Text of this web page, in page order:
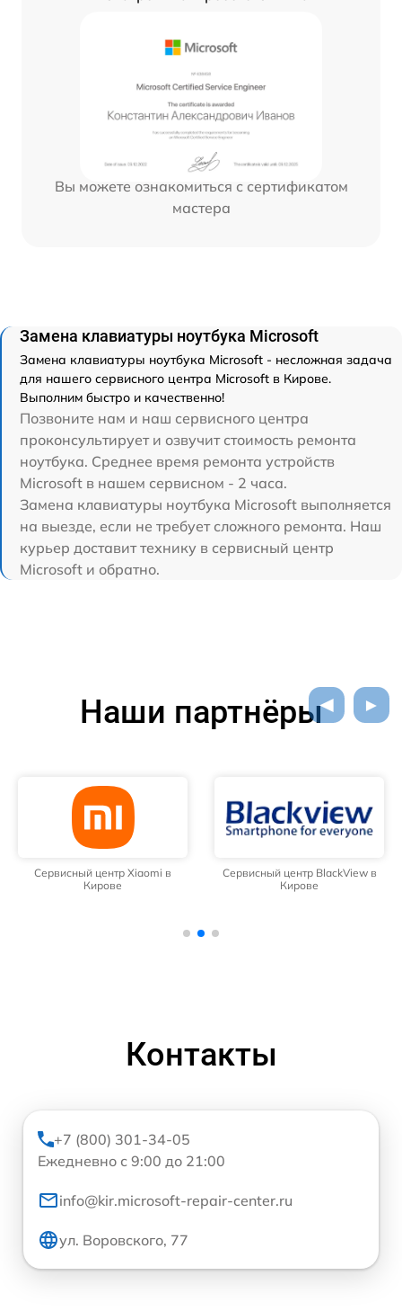
Вы можете ознакомиться с сертификатом
мастера
Замена клавиатуры ноутбука Microsoft
Замена клавиатуры ноутбука Microsoft - несложная задача
для нашего сервисного центра Microsoft в Кирове.
Выполним быстро и качественно!
Позвоните нам и наш сервисного центра
проконсультирует и озвучит стоимость ремонта
ноутбука. Среднее время ремонта устройств
Microsoft в нашем сервисном - 2 часа.
Замена клавиатуры ноутбука Microsoft выполняется
на выезде, если не требует сложного ремонта. Наш
курьер доставит технику в сервисный центр
Microsoft и обратно.
Наши партнёры
Сервисный центр Xiaomi в
Кирове
Сервисный центр BlackView в
Кирове
Контакты
+7 (800) 301-34-05
Ежедневно с 9:00 до 21:00
info@kir.microsoft-repair-center.ru
ул. Воровского, 77